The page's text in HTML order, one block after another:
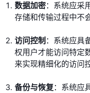
数据加密：系统应采
存储和传输过程中不
访问控制 ：系统应具
权用户才能访问特定
来实现精细化的访问
备份与恢复 ：系统应